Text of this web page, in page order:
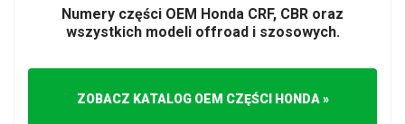
Numery części OEM Honda CRF, CBR oraz
wszystkich modeli offroad i szosowych.
ZOBACZ KATALOG OEM CZĘŚCI HONDA »